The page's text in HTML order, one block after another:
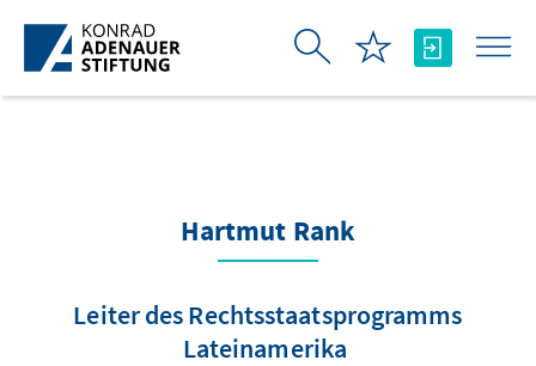
Skip to Main Content
Hartmut Rank
Leiter des Rechtsstaatsprogramms
Lateinamerika